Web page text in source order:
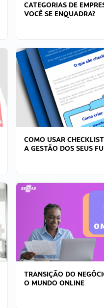
CATEGORIAS DE
VOCÊ SE ENQUADRA?
COMO USAR
A GESTÃO DOS SEUS
TRANSIÇÃO DO
O MUNDO ONLINE